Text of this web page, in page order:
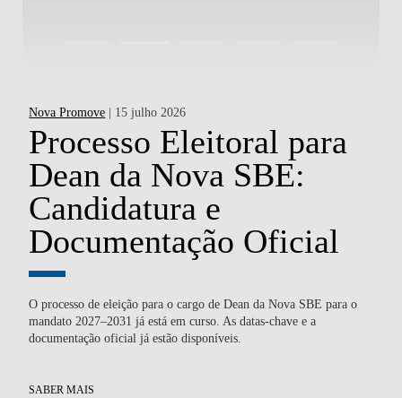
Nova Promove | 15 julho 2026
Processo Eleitoral para
Dean da Nova SBE:
Candidatura e
Documentação Oficial
O processo de eleição para o cargo de Dean da Nova SBE para o
mandato 2027–2031 já está em curso. As datas-chave e a
documentação oficial já estão disponíveis.
SABER MAIS